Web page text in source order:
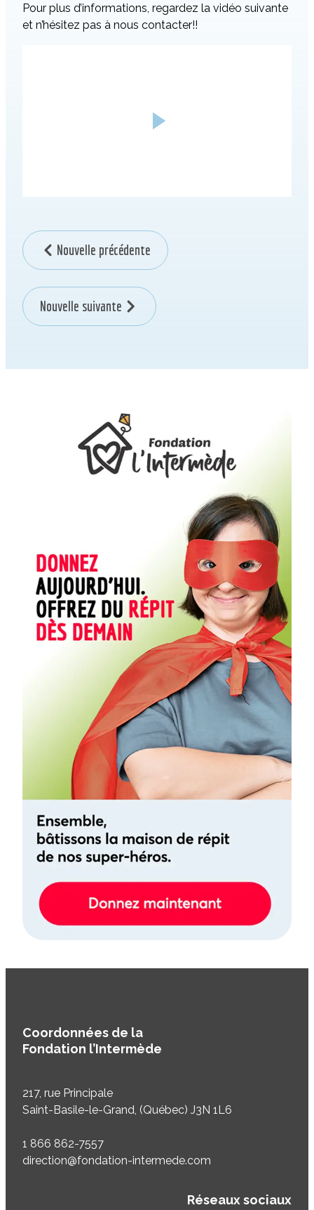
Pour plus d’informations, regardez la vidéo suivante
et n’hésitez pas à nous contacter!!
Nouvelle précédente
Nouvelle suivante
Coordonnées de la
Fondation l’Intermède
217, rue Principale
Saint-Basile-le-Grand, (Québec) J3N 1L6
1 866 862-7557
direction@fondation-intermede.com
Réseaux sociaux